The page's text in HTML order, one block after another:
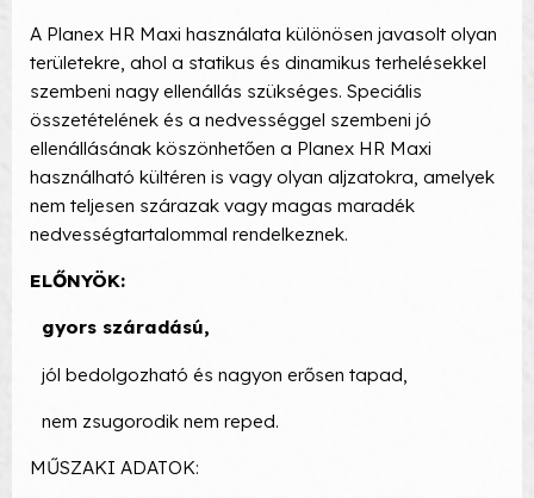
A Planex HR Maxi használata különösen javasolt olyan
területekre, ahol a statikus és dinamikus terhelésekkel
szembeni nagy ellenállás szükséges. Speciális
összetételének és a nedvességgel szembeni jó
ellenállásának köszönhetően a Planex HR Maxi
használható kültéren is vagy olyan aljzatokra, amelyek
nem teljesen szárazak vagy magas maradék
nedvességtartalommal rendelkeznek.
ELŐNYÖK:
gyors száradású,
jól bedolgozható és nagyon erősen tapad,
nem zsugorodik nem reped.
MŰSZAKI ADATOK: